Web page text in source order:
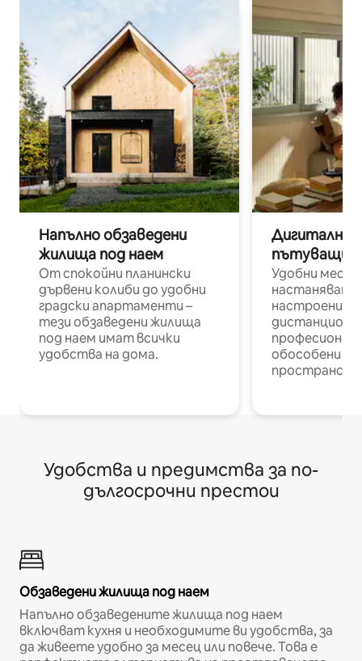
Напълно обзаведени
жилища под наем
От спокойни планински
дървени колиби до удобни
градски апартаменти –
тези обзаведени жилища
под наем имат всички
удобства на дома.
Дигитални
пътуващи
Удобни
настаняване
настроени и
обособени
Удобства и предимства за по-
дългосрочни престои
Обзаведени жилища под наем
Напълно обзаведените жилища под наем
включват кухня и необходимите ви удобства, за
да живеете удобно за месец или повече. Това е